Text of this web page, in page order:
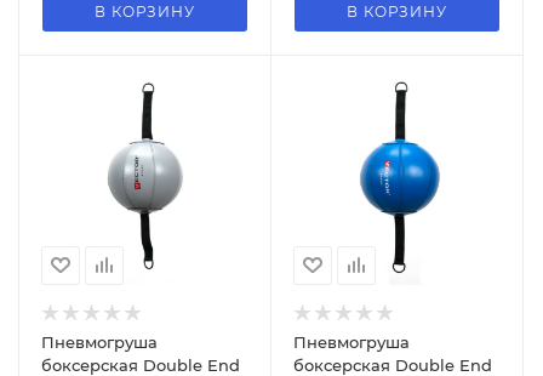
В КОРЗИНУ В КОРЗИНУ
Пневмогруша
боксерская Double End
Пневмогруша
боксерская Double End